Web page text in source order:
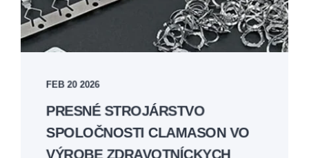
FEB 20 2026
PRESNÉ STROJÁRSTVO
SPOLOČNOSTI CLAMASON VO
VÝROBE ZDRAVOTNÍCKYCH